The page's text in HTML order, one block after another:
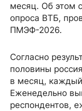
месяц. Об этом
опроса ВТБ,
ПМЭФ-2026.
Согласно
половины
в месяц,
Еженедельно
респондентов,